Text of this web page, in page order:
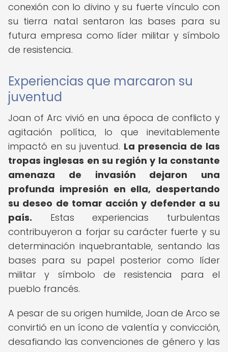
conexión con lo divino y su fuerte vínculo con
su tierra natal sentaron las bases para su
futura empresa como líder militar y símbolo
de resistencia.
Experiencias que marcaron su
juventud
Joan of Arc vivió en una época de conflicto y
agitación política, lo que inevitablemente
impactó en su juventud. La presencia de las
tropas inglesas en su región y la constante
amenaza de invasión dejaron una
profunda impresión en ella, despertando
su deseo de tomar acción y defender a su
país. Estas experiencias turbulentas
contribuyeron a forjar su carácter fuerte y su
determinación inquebrantable, sentando las
bases para su papel posterior como líder
militar y símbolo de resistencia para el
pueblo francés.
A pesar de su origen humilde, Joan de Arco se
convirtió en un ícono de valentía y convicción,
desafiando las convenciones de género y las